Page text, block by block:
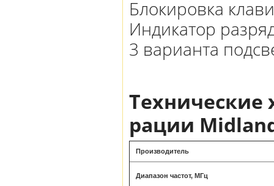
Блокировка
Индикатор
3 варианта
Технические
рации
Производитель
Диапазон частот, МГц